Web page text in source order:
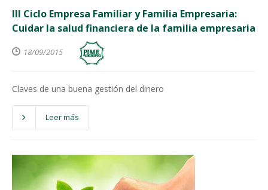
III Ciclo Empresa Familiar y Familia Empresaria:
Cuidar la salud financiera de la familia empresaria
18/09/2015
Claves de una buena gestión del dinero
Leer más